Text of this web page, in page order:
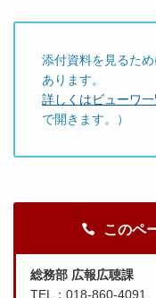
添付資料を見るた
あります。
詳しくはビューワ一
で開きます。）
このペ
総務部 広報広聴課
TEL：018-860-4091